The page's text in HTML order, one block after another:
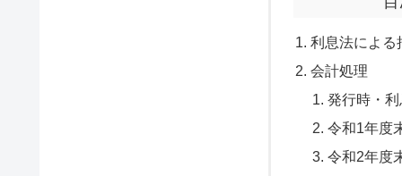
利息法による
会計処理
発行時・
令和1年度
令和2年度